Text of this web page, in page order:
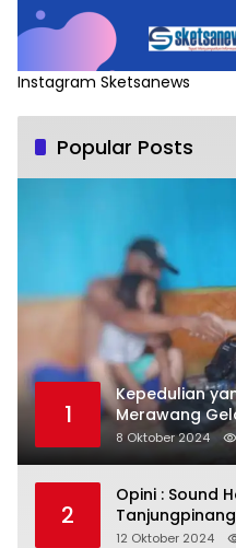
Instagram Sketsanews
Popular Posts
1
Kepedulian
Merawang
Segenggam
8 Oktober 2024
2
Opini : Sound
Representasi
12 Oktober 2024